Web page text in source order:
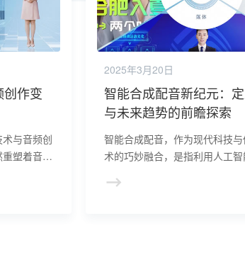
创作变
与音频创
塑着音频
能够将文
2025年3月20日
智能合成配音新纪元：
与未来趋势的前瞻探索
智能合成配音，作为现代科技
术的巧妙融合，是指利用人工
输出的过程。